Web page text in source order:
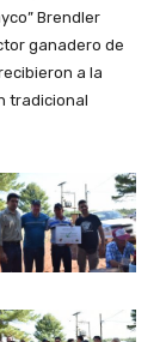
Brendler
ganadero de
a la
tradicional